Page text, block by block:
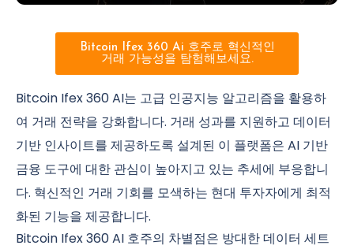
Bitcoin Ifex 360 Ai 호주로 혁신적인
거래 가능성을 탐험해보세요.
Bitcoin Ifex 360 AI는 고급 인공지능 알고리즘을 활용하
여 거래 전략을 강화합니다. 거래 성과를 지원하고 데이터
기반 인사이트를 제공하도록 설계된 이 플랫폼은 AI 기반
금융 도구에 대한 관심이 높아지고 있는 추세에 부응합니
다. 혁신적인 거래 기회를 모색하는 현대 투자자에게 최적
화된 기능을 제공합니다.
Bitcoin Ifex 360 AI 호주의 차별점은 방대한 데이터 세트